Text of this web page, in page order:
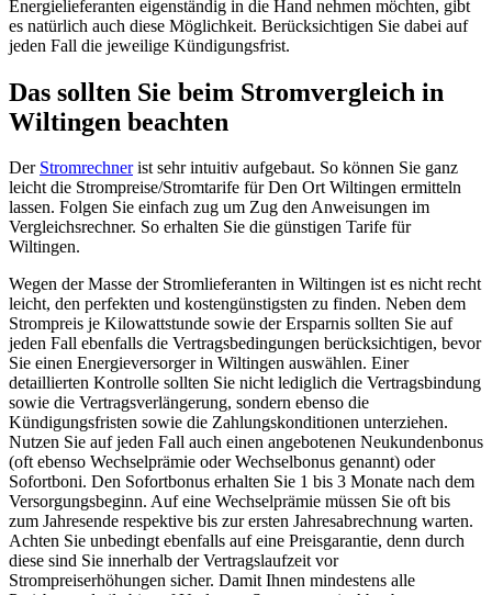
Energielieferanten eigenständig in die Hand nehmen möchten, gibt
es natürlich auch diese Möglichkeit. Berücksichtigen Sie dabei auf
jeden Fall die jeweilige Kündigungsfrist.
Das sollten Sie beim Stromvergleich in
Wiltingen beachten
Der Stromrechnerist sehr intuitiv aufgebaut. So können Sie ganz
leicht die Strompreise/Stromtarife für Den Ort Wiltingen ermitteln
lassen. Folgen Sie einfach zug um Zug den Anweisungen im
Vergleichsrechner. So erhalten Sie die günstigen Tarife für
Wiltingen.
Wegen der Masse der Stromlieferanten in Wiltingen ist es nicht recht
leicht, den perfekten und kostengünstigsten zu finden. Neben dem
Strompreis je Kilowattstunde sowie der Ersparnis sollten Sie auf
jeden Fall ebenfalls die Vertragsbedingungen berücksichtigen, bevor
Sie einen Energieversorger in Wiltingen auswählen. Einer
detaillierten Kontrolle sollten Sie nicht lediglich die Vertragsbindung
sowie die Vertragsverlängerung, sondern ebenso die
Kündigungsfristen sowie die Zahlungskonditionen unterziehen.
Nutzen Sie auf jeden Fall auch einen angebotenen Neukundenbonus
(oft ebenso Wechselprämie oder Wechselbonus genannt) oder
Sofortboni. Den Sofortbonus erhalten Sie 1 bis 3 Monate nach dem
Versorgungsbeginn. Auf eine Wechselprämie müssen Sie oft bis
zum Jahresende respektive bis zur ersten Jahresabrechnung warten.
Achten Sie unbedingt ebenfalls auf eine Preisgarantie, denn durch
diese sind Sie innerhalb der Vertragslaufzeit vor
Strompreiserhöhungen sicher. Damit Ihnen mindestens alle